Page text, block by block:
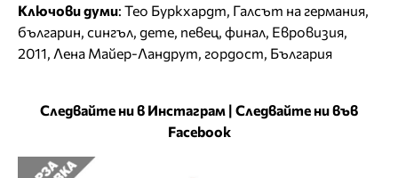
Ключови думи: Тео Буркхардт, Галсът на германия,
българин, сингъл, дете, певец, финал, Евровизия,
2011, Лена Майер-Ландрут, гордост, България
Следвайте ни в Инстаграм | Следвайте ни във
Facebook